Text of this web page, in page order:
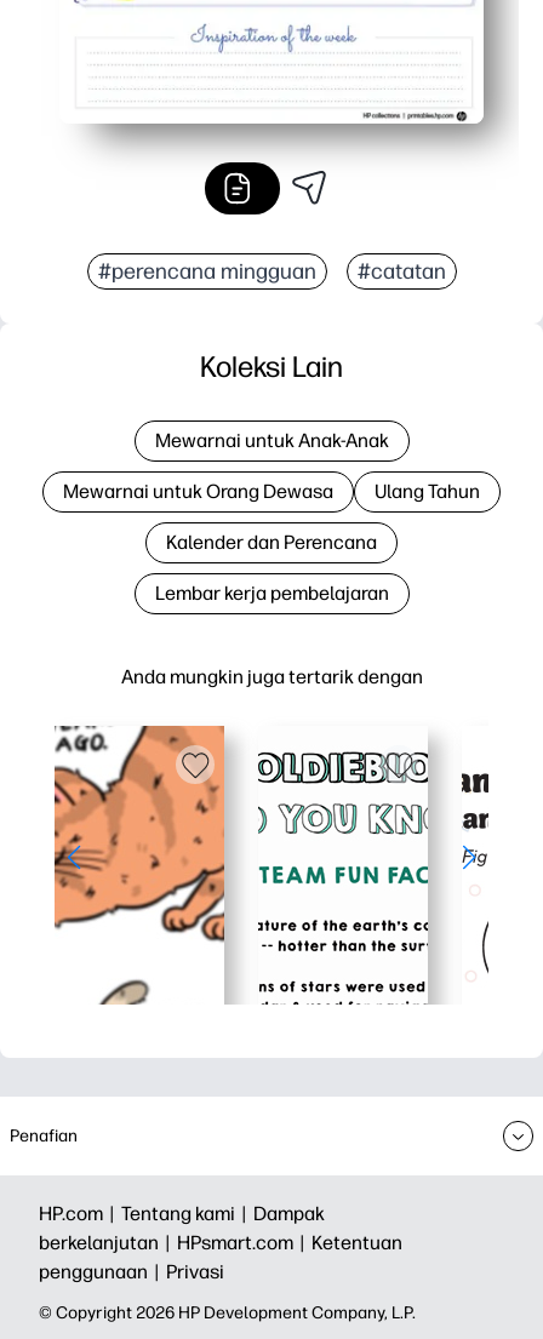
#perencana mingguan #catatan
Anda mungkin juga tertarik dengan
Koleksi Lain
Mewarnai untuk Anak-Anak
Mewarnai untuk Orang Dewasa Ulang Tahun
Kalender dan Perencana
Lembar kerja pembelajaran
Penafian
HP.com | Tentang kami | Dampak
berkelanjutan | HPsmart.com | Ketentuan
penggunaan | Privasi
© Copyright 2026 HP Development Company, L.P.